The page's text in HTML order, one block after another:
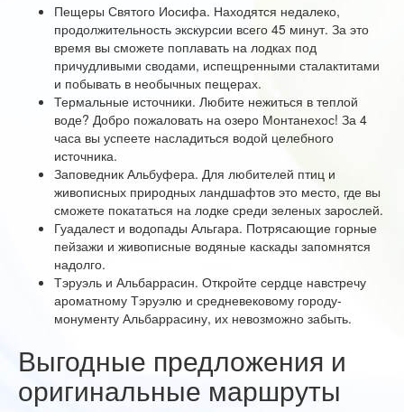
Пещеры Святого Иосифа. Находятся недалеко,
продолжительность экскурсии всего 45 минут. За это
время вы сможете поплавать на лодках под
причудливыми сводами, испещренными сталактитами
и побывать в необычных пещерах.
Термальные источники. Любите нежиться в теплой
воде? Добро пожаловать на озеро Монтанехос! За 4
часа вы успеете насладиться водой целебного
источника.
Заповедник Альбуфера. Для любителей птиц и
живописных природных ландшафтов это место, где вы
сможете покататься на лодке среди зеленых зарослей.
Гуадалест и водопады Альгара. Потрясающие горные
пейзажи и живописные водяные каскады запомнятся
надолго.
Тэруэль и Альбаррасин. Откройте сердце навстречу
ароматному Тэруэлю и средневековому городу-
монументу Альбаррасину, их невозможно забыть.
Выгодные предложения и
оригинальные маршруты